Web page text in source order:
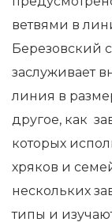
ветвями в
Березовский
заслуживает
линия в
другое, как
которых
хряков и
нескольких
типы и